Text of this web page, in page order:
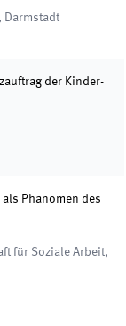
, Darmstadt
der Kinder-
Phänomen des
für Soziale Arbeit,